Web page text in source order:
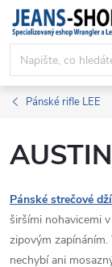
Přejít
obsah
Pánské rifle LEE
AUSTIN
Pánské strečové
širšími nohavicemi
zipovým zapínáním.
nechybí ani